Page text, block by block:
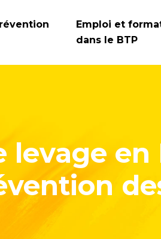
Emploi et
dans le BTP
en